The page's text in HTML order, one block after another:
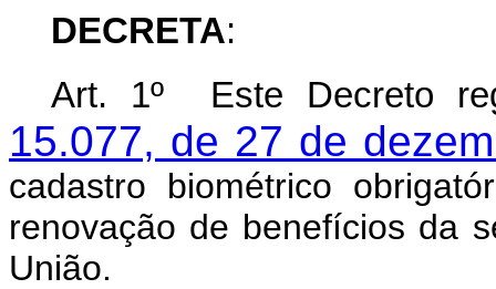
DECRETA:
Art. 1º Este Decreto
15.077, de 27 de
cadastro biométrico
renovação de benefícios da
União.